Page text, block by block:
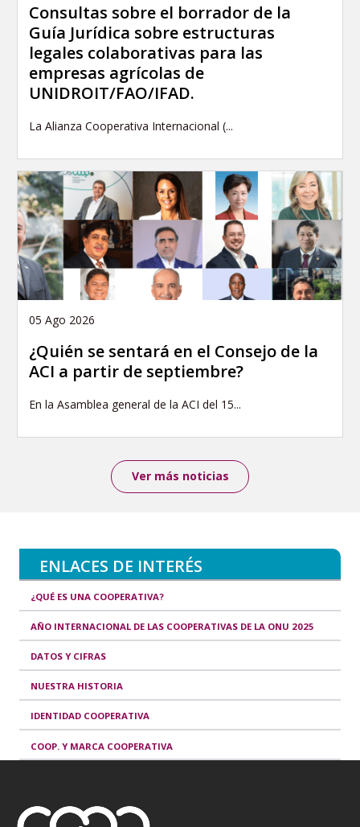
Consultas sobre el borrador de la
Guía Jurídica sobre estructuras
legales colaborativas para las
empresas agrícolas de
UNIDROIT/FAO/IFAD.
La Alianza Cooperativa Internacional (...
05 Ago 2026
¿Quién se sentará en el Consejo de la
ACI a partir de septiembre?
En la Asamblea general de la ACI del 15...
Ver más noticias
ENLACES DE INTERÉS
¿QUÉ ES UNA COOPERATIVA?
AÑO INTERNACIONAL DE LAS COOPERATIVAS DE LA ONU 2025
DATOS Y CIFRAS
NUESTRA HISTORIA
IDENTIDAD COOPERATIVA
COOP. Y MARCA COOPERATIVA